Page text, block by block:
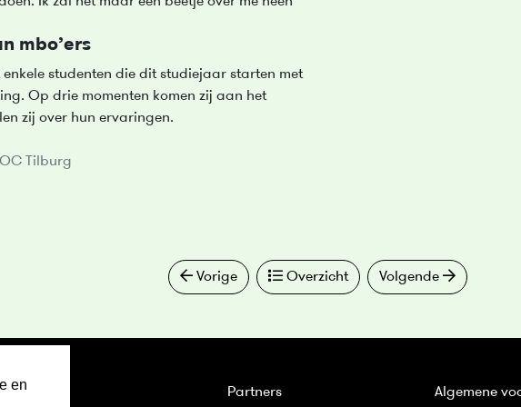
en
mbo’ers
studenten die dit studiejaar starten met
Op drie momenten komen zij aan het
zij over hun ervaringen.
Tilburg
Vorige Overzicht Volgende
Home Partners Algemene